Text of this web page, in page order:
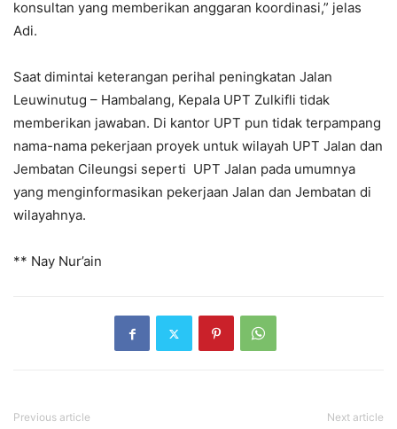
konsultan yang memberikan anggaran koordinasi,” jelas
Adi.
Saat dimintai keterangan perihal peningkatan Jalan
Leuwinutug – Hambalang, Kepala UPT Zulkifli tidak
memberikan jawaban. Di kantor UPT pun tidak terpampang
nama-nama pekerjaan proyek untuk wilayah UPT Jalan dan
Jembatan Cileungsi seperti UPT Jalan pada umumnya
yang menginformasikan pekerjaan Jalan dan Jembatan di
wilayahnya.
** Nay Nur’ain
Previous article Next article